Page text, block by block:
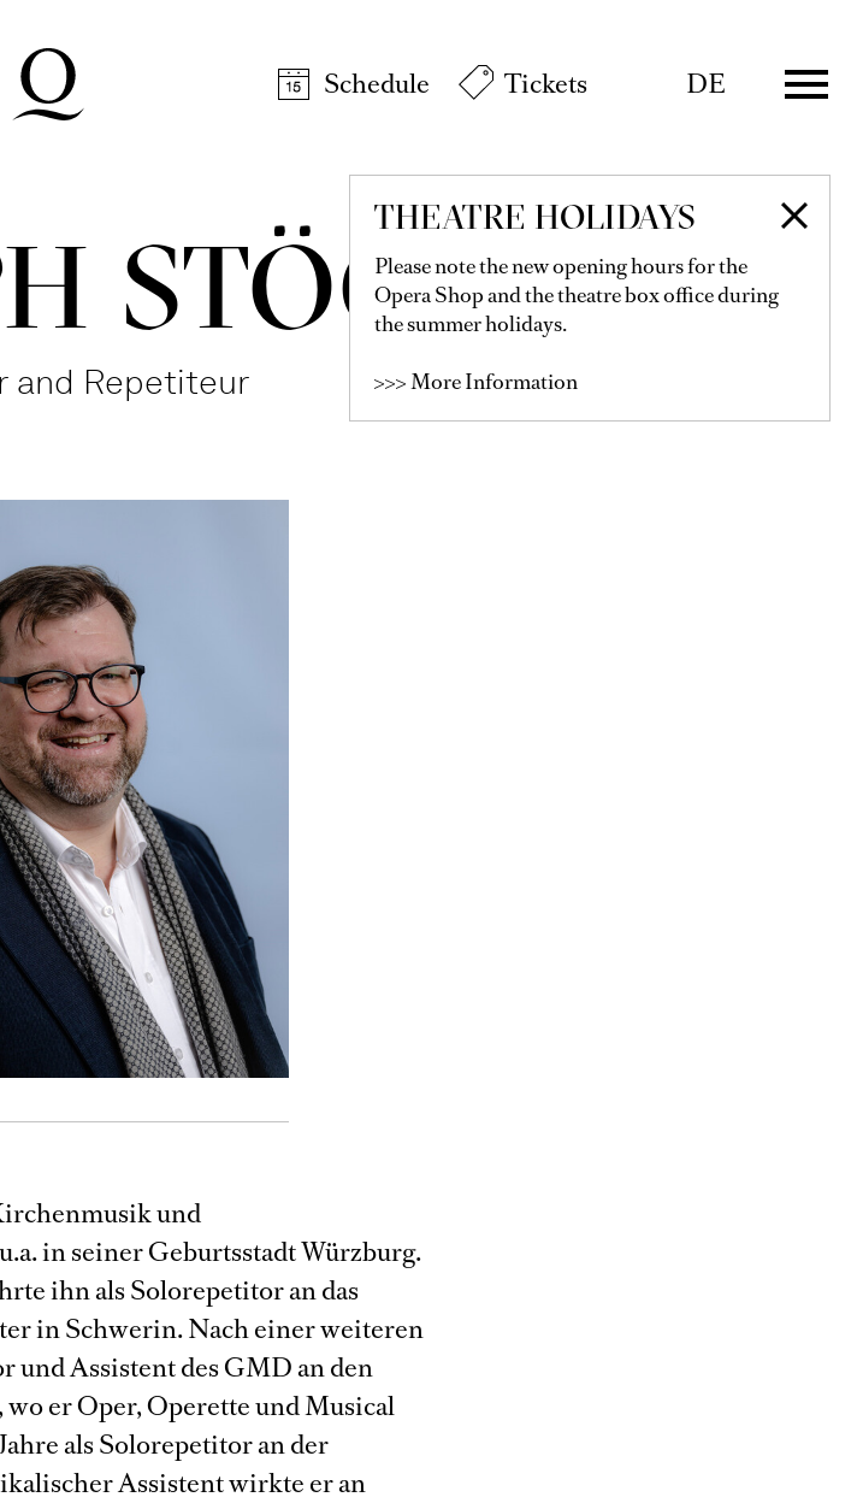
Schedule
Tickets DE
THEATRE HOLIDAYS
Please note the new opening hours for the
Opera Shop and the theatre box office during
the summer holidays.
>>> More Information
STÖCKER
and Repetiteur
und
in seiner Geburtsstadt Würzburg.
ihn als Solorepetitor an das
in Schwerin. Nach einer weiteren
und Assistent des GMD an den
er Oper, Operette und Musical
als Solorepetitor an der
Assistent wirkte er an